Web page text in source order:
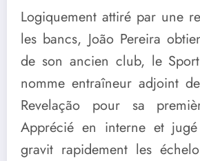
Logiquement attiré par une
les bancs, João Pereira
de son ancien club, le
nomme entraîneur adjoint
Revelação pour sa
Apprécié en interne et
gravit rapidement les